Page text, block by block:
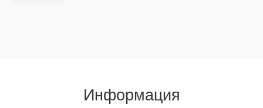
Информация